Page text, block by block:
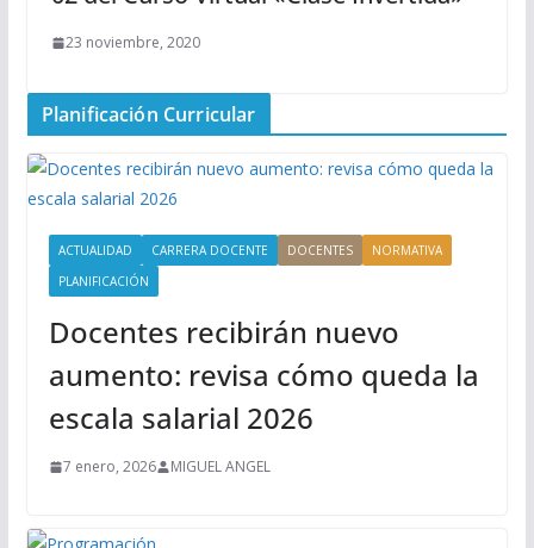
23 noviembre, 2020
Planificación Curricular
ACTUALIDAD CARRERA DOCENTE DOCENTES
NORMATIVA
PLANIFICACIÓN
Docentes recibirán nuevo
aumento: revisa cómo queda la
escala salarial 2026
7 enero, 2026 MIGUEL ANGEL